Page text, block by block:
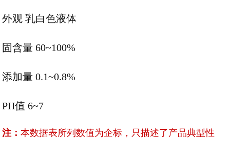
外观 乳白色液体
固含量 60~100%
添加量 0.1~0.8%
PH值 6~7
注：本数据表所列数值为企标，只描述了产品典型性